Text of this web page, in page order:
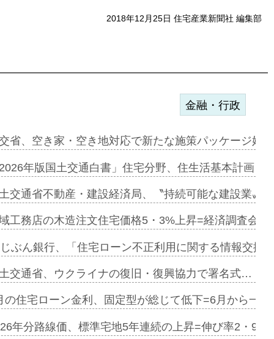
2018年12月25日 住宅産業新聞社 編集部
サー契約…
起用…
ミーレキ…
も城南エ…
合型の賃…
ンカフェ…
協業=お互…
コリビング…
金融・行政
省、空き家・空き地対応で新たな施策パッケージ始
年版国土交通白書」住宅分野、住生活基本計画を
交通省不動産・建設経済局、〝持続可能な建設業〟
工務店の木造注文住宅価格5・3%上昇=経済調査会
ぶん銀行、「住宅ローン不正利用に関する情報交換
交通省、ウクライナの復旧・復興協力で署名式…
の住宅ローン金利、固定型が総じて低下=6月から一
年分路線価、標準宅地5年連続の上昇=伸び率2・